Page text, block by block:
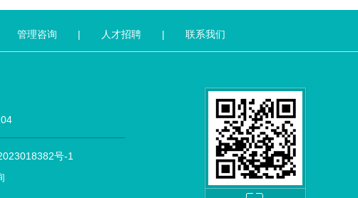
管理咨询 | 人才招聘 | 联系我们
号-1